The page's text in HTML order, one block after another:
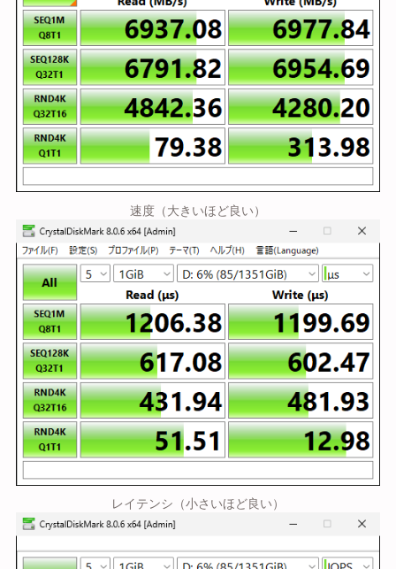
速度（大きいほど良い）
レイテンシ（小さいほど良い）